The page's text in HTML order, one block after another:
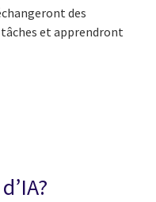
des
et apprendront